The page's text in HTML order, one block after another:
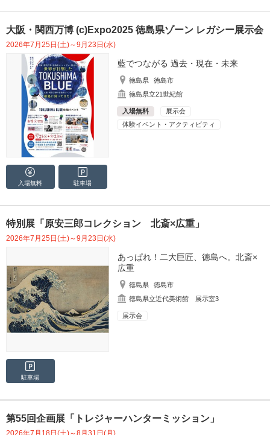
大阪・関西万博 (c)Expo2025 徳島県ゾーン レガシー展示会
2026年7月25日(土)～9月23日(水)
藍でつながる 過去・現在・未来
徳島県
徳島市
徳島県立21世紀館
入場無料
展示会
体験イベント・アクティビティ
入場無料 駐車場
特別展「原安三郎コレクション 北斎×広重」
2026年7月25日(土)～9月23日(水)
あっぱれ！二大巨匠、徳島へ。北斎×
広重
徳島県
徳島市
徳島県立近代美術館 展示室3
展示会
駐車場
第55回企画展「トレジャーハンターミッション」
2026年7月18日(土)～8月31日(月)